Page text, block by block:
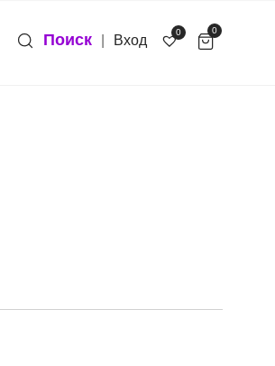
Поиск Вход
0 0